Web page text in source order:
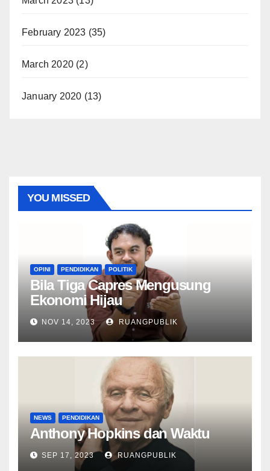
February 2023 (35)
March 2020 (2)
January 2020 (13)
YOU MISSED
OPINI PENDIDIKAN POLITIK
Bila Tiga Capres Mengusung
Ekonomi Hijau
NOV 14, 2023 RUANGPUBLIK
NEWS PENDIDIKAN
Anthony Hopkins dan Waktu
SEP 17, 2023 RUANGPUBLIK